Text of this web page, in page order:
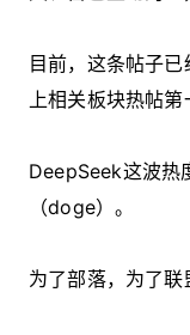
目前，这条帖子
上相关板块热帖第
DeepSeek这波热
（doge）。
为了部落，为了联